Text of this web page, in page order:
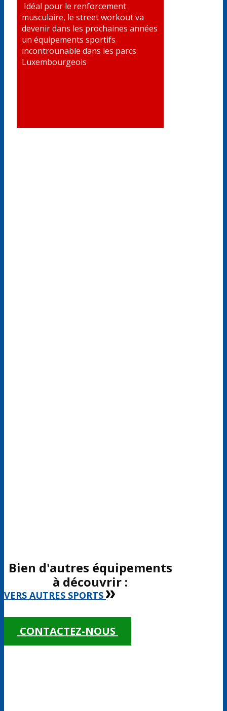
Idéal pour le renforcement
musculaire, le street workout va
devenir dans les prochaines années
un équipements sportifs
incontrounable dans les parcs
Luxembourgeois
CONTACTEZ-NOUS
Bien d'autres équipements
à découvrir :
VERS AUTRES SPORTS